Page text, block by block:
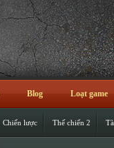
Blog Loạt game
Chiến lược Thế chiến 2